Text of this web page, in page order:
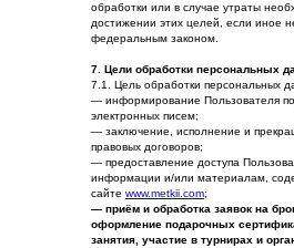
обработки или в случае утраты
достижении этих целей, если иное
федеральным законом.
7. Цели обработки персональных
7.1. Цель обработки персональных
— информирование Пользователя
электронных писем;
— заключение, исполнение и
правовых договоров;
— предоставление доступа
информации и/или материалам,
сайте www.metkii.com;
— приём и обработка заявок на
оформление подарочных
занятия, участие в турнирах и